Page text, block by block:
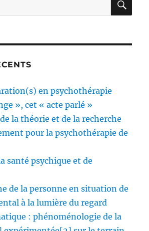
en psychothérapie
», cet « acte parlé »
la théorie et de la recherche
pour la psychothérapie de
santé psychique et de
de la personne en situation de
à la lumière du regard
: phénoménologie de la